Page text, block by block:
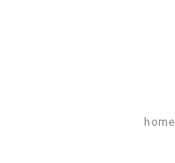
home